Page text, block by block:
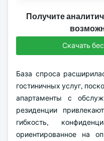
Получите
Скачать
База спроса
гостиничных услуг,
апартаменты с
резиденции
гибкость,
ориентированное на